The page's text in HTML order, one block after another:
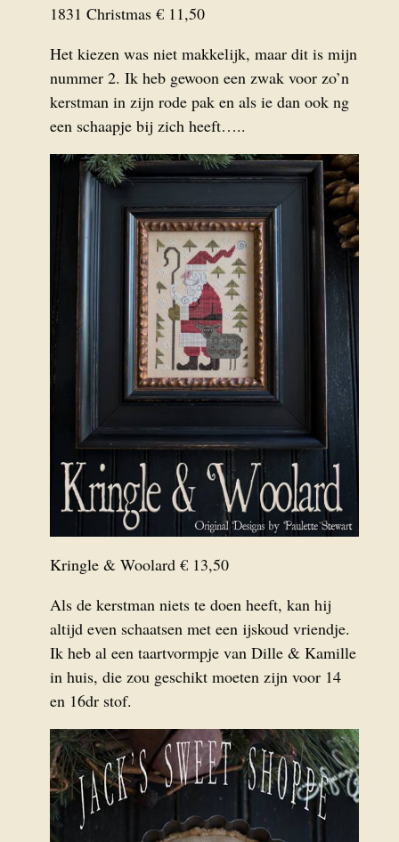
1831 Christmas € 11,50
Het kiezen was niet makkelijk, maar dit is mijn
nummer 2. Ik heb gewoon een zwak voor zo’n
kerstman in zijn rode pak en als ie dan ook ng
een schaapje bij zich heeft…..
Kringle & Woolard € 13,50
Als de kerstman niets te doen heeft, kan hij
altijd even schaatsen met een ijskoud vriendje.
Ik heb al een taartvormpje van Dille & Kamille
in huis, die zou geschikt moeten zijn voor 14
en 16dr stof.